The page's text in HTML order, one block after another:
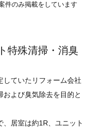
件のみ掲載をしています
特殊清掃・消臭
していたリフォーム会社
よび臭気除去を目的と
居室は約1R、ユニット